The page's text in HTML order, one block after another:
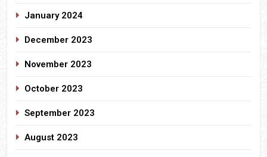
January 2024
December 2023
November 2023
October 2023
September 2023
August 2023